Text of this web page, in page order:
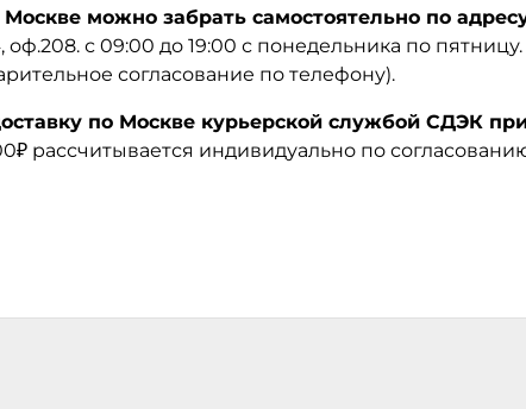
Москве можно забрать самостоятельно по
оф.208. с 09:00 до 19:00 с понедельника по пятницу.
согласование по телефону).
по Москве курьерской службой СДЭК при
рассчитывается индивидуально по